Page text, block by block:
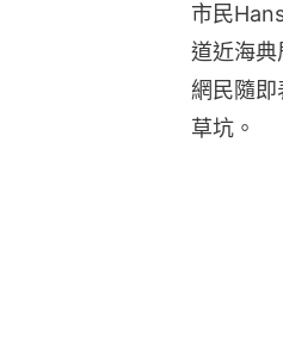
市民
道近海典
網民隨
草坑。